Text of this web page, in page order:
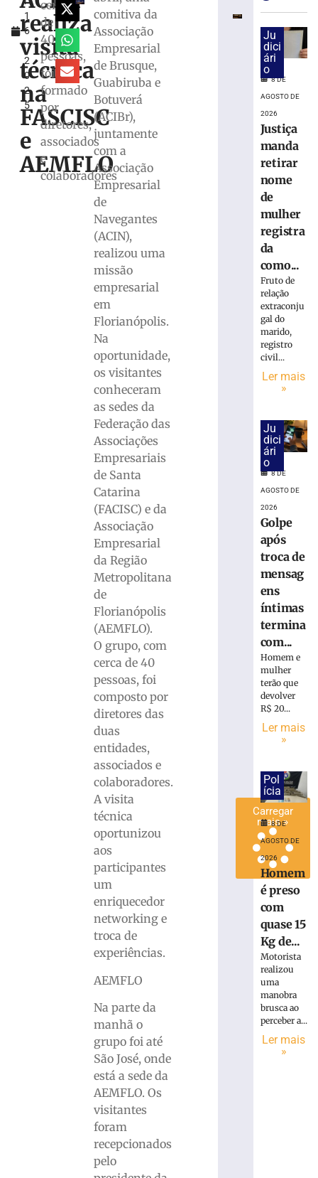
1
6
,
2
0
2
5
realiza
visita
técnica
na
FASCISC
e
AEMFLO
cerca
de
40
pessoas,
foi
formado
por
diretores,
associados
e
colaboradores
comitiva da
Associação
Empresarial
de Brusque,
Guabiruba e
Botuverá
(ACIBr),
juntamente
com a
Associação
Empresarial
de
Navegantes
(ACIN),
realizou uma
missão
empresarial
em
Florianópolis.
Na
oportunidade,
os visitantes
conheceram
as sedes da
Federação das
Associações
Empresariais
de Santa
Catarina
(FACISC) e da
Associação
Empresarial
da Região
Metropolitana
de
Florianópolis
(AEMFLO).
O grupo, com
cerca de 40
pessoas, foi
composto por
diretores das
duas
entidades,
associados e
colaboradores.
A visita
técnica
oportunizou
aos
participantes
um
enriquecedor
networking e
troca de
experiências.
AEMFLO
Na parte da
manhã o
grupo foi até
São José, onde
está a sede da
AEMFLO. Os
visitantes
foram
recepcionados
pelo
superam
depósitos
bilhões
julho
agosto
conselho
para
monitorar
eleições
TRE-
realiza
distribuição
18.860
urnas
eletrônicas
Carregar
mais »
Ju
dici
ári
o
8 DE
AGOSTO DE
2026
Justiça
manda
retirar
nome
de
mulher
registra
da
como...
Fruto de
relação
extraconju
gal do
marido,
registro
civil...
Ler mais
»
Ju
dici
ári
o
8 DE
AGOSTO DE
2026
Golpe
após
troca de
mensag
ens
íntimas
termina
com...
Homem e
mulher
terão que
devolver
R$ 20...
Ler mais
»
Pol
ícia
8 DE
AGOSTO DE
2026
Homem
é preso
com
quase 15
Kg de...
Motorista
realizou
uma
manobra
brusca ao
perceber a...
Ler mais
»